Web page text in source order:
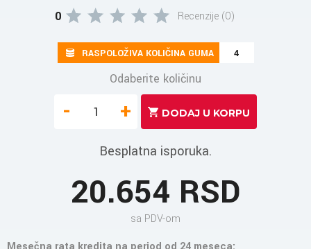
0 Recenzije (0)
RASPOLOŽIVA KOLIČINA GUMA 4
Odaberite količinu
- +
Besplatna isporuka.
20.654 RSD
sa PDV-om